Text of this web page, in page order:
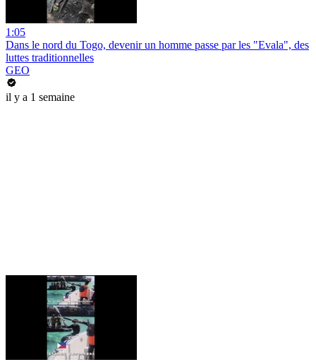
1:05
Dans le nord du Togo, devenir un homme passe par les "Evala", des
luttes traditionnelles
GEO
il y a 1 semaine